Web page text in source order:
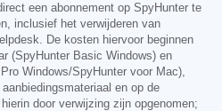
een abonnement op SpyHunter te
inclusief het verwijderen van
De kosten hiervoor beginnen
(SpyHunter Basic Windows) en
Windows/SpyHunter voor Mac),
en op de
door verwijzing zijn opgenomen;